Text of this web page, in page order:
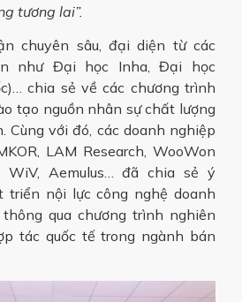
tương lai”.
chuyên sâu, đại diện từ các
như Đại học Inha, Đại học
chia sẻ về các chương trình
tạo nguồn nhân sự chất lượng
Cùng với đó, các doanh nghiệp
LAM Research, WooWon
WiV, Aemulus… đã chia sẻ ý
triển nội lực công nghệ doanh
qua chương trình nghiên
tác quốc tế trong ngành bán